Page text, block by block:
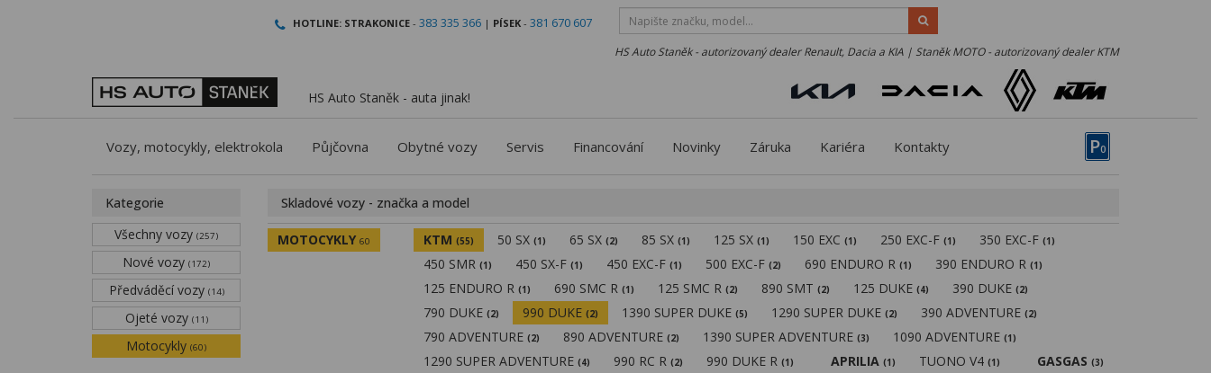
HOTLINE: STRAKONICE - 383 335 366 | PÍSEK - 381 670 607
HS Auto Staněk - autorizovaný dealer Renault, Dacia a KIA | Staněk MOTO - autorizovaný dealer KTM
HS Auto Staněk - auta jinak!
P0
Vozy, motocykly, elektrokola Půjčovna Obytné vozy Servis Financování Novinky Záruka Kariéra Kontakty
Kategorie
Všechny vozy (257)
Nové vozy (172)
Předváděcí vozy (14)
Ojeté vozy (11)
Motocykly (60)
Skladové vozy - značka a model
MOTOCYKLY 60 KTM (55) 50 SX(1) 65 SX(2) 85 SX(1) 125 SX(1) 150 EXC(1) 250 EXC-F(1) 350 EXC-F(1)
450 SMR(1) 450 SX-F(1) 450 EXC-F(1) 500 EXC-F(2) 690 ENDURO R(1) 390 ENDURO R(1)
125 ENDURO R(1) 690 SMC R(1) 125 SMC R(2) 890 SMT(2) 125 DUKE(4) 390 DUKE(2)
790 DUKE(2) 990 DUKE(2) 1390 SUPER DUKE(5) 1290 SUPER DUKE(2) 390 ADVENTURE(2)
790 ADVENTURE(2) 890 ADVENTURE(2) 1390 SUPER ADVENTURE(3) 1090 ADVENTURE(1)
1290 SUPER ADVENTURE(4) 990 RC R(2) 990 DUKE R(1) APRILIA (1) TUONO V4(1) GASGAS (3)